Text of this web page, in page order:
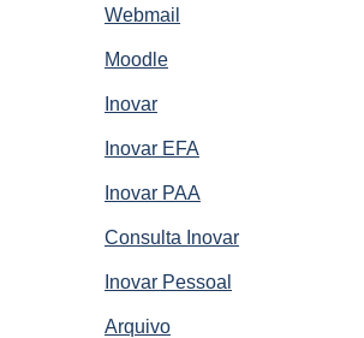
Webmail
Moodle
Inovar
Inovar EFA
Inovar PAA
Consulta Inovar
Inovar Pessoal
Arquivo